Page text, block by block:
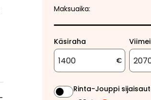
Maksuaika:
Käsiraha
€
Rinta-Jouppi